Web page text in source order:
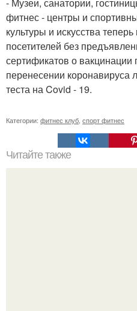
фитнес - центры и
культуры и искусства
посетителей без
сертификатов о вакцинации
перенесении коронавируса
теста на Covid - 19.
Категории: фитнес клуб спорт фитнес
Читайте также